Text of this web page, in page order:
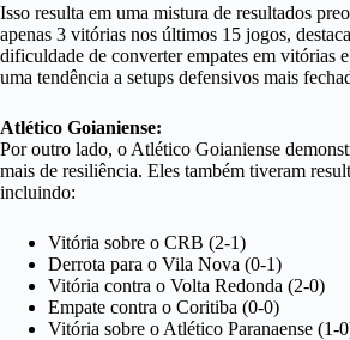
Isso resulta em uma mistura de resultados
apenas 3 vitórias nos últimos 15 jogos,
dificuldade de converter empates em vitórias
uma tendência a setups defensivos mais
Atlético Goianiense:
Por outro lado, o Atlético Goianiense
mais de resiliência. Eles também tiveram
incluindo:
Vitória sobre o CRB (2-1)
Derrota para o Vila Nova (0-1)
Vitória contra o Volta Redonda (2-0)
Empate contra o Coritiba (0-0)
Vitória sobre o Atlético Paranaense (1-